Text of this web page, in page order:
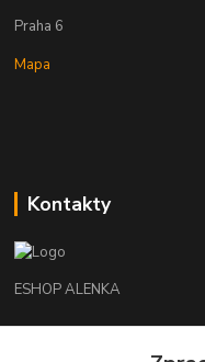
Praha 6
Mapa
Kontakty
ESHOP ALENKA